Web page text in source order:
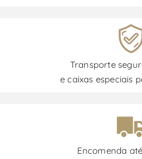
Transporte
e caixas especiais
Encomenda